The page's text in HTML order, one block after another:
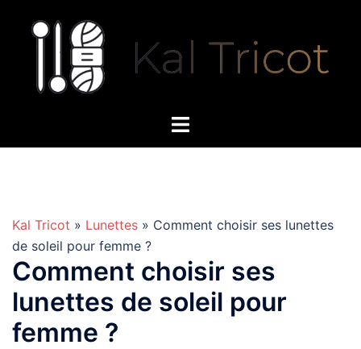
Kal Tricot » Lunettes » Comment choisir ses lunettes
de soleil pour femme ?
Comment choisir ses
lunettes de soleil pour
femme ?